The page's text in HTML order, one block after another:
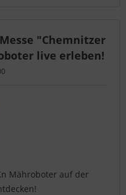
"Chemnitzer
live erleben!
Mähroboter auf der